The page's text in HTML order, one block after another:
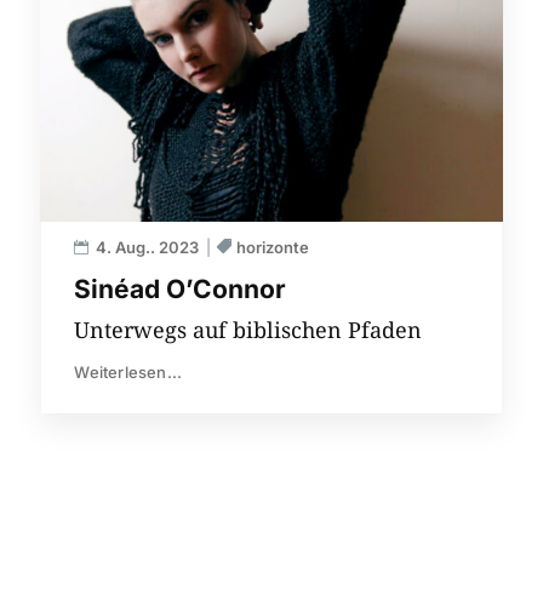
Sinéad O’Connor
4. Aug.. 2023 horizonte
Unterwegs auf biblischen Pfaden
Weiterlesen...